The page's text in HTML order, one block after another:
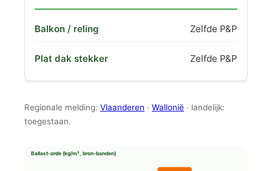
Zelfde P&P
Zelfde P&P
Regionale melding: Vlaanderen · Wallonië · landelijk:
toegestaan.
Ballast-orde (kg/m², bron-banden)